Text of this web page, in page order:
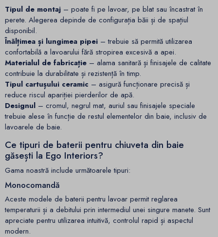
Tipul de montaj – poate fi pe lavoar, pe blat sau încastrat în
perete. Alegerea depinde de configurația băii și de spațiul
disponibil.
Înălțimea și lungimea pipei – trebuie să permită utilizarea
confortabilă a lavoarului fără stropirea excesivă a apei.
Materialul de fabricație – alama sanitară și finisajele de calitate
contribuie la durabilitate și rezistență în timp.
Tipul cartușului ceramic – asigură funcționare precisă și
reduce riscul apariției pierderilor de apă.
Designul – cromul, negrul mat, auriul sau finisajele speciale
trebuie alese în funcție de restul elementelor din baie, inclusiv de
lavoarele de baie.
Ce tipuri de baterii pentru chiuveta din baie
găsești la Ego Interiors?
Gama noastră include următoarele tipuri:
Monocomandă
Aceste modele de baterii pentru lavoar permit reglarea
temperaturii și a debitului prin intermediul unei singure manete. Sunt
apreciate pentru utilizarea intuitivă, controlul rapid și aspectul
modern.